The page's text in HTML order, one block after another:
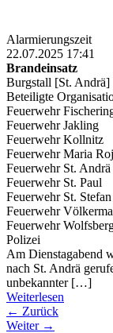
Alarmierungszeit
22.07.2025 17:41
Brandeinsatz
Burgstall [St. Andrä]
Beteiligte
Feuerwehr
Feuerwehr Jakling
Feuerwehr Kollnitz
Feuerwehr Maria
Feuerwehr St. Andrä
Feuerwehr St. Paul
Feuerwehr St. Stefan
Feuerwehr
Feuerwehr
Polizei
Am Dienstagabend
nach St. Andrä
unbekannter […]
Weiterlesen
← Zurück
Weiter →